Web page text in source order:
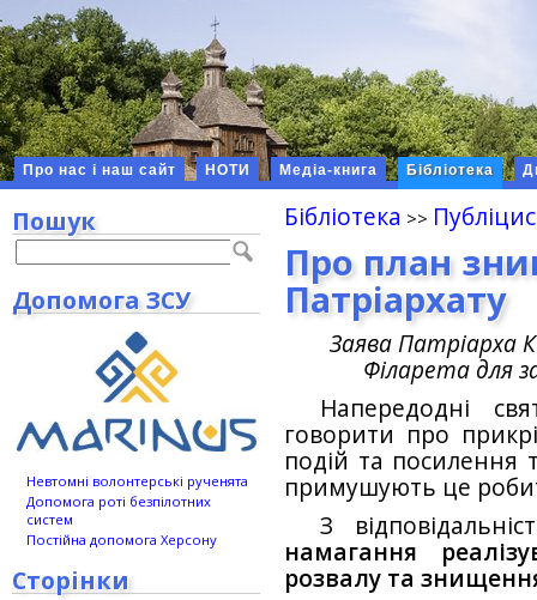
Про нас і наш сайт НОТИ Медіа-книга Бібліотека
Бібліотека
Про план
Патріархату
Заява Патріарха
Філарета для
Напередодні
говорити про
подій та посилення
примушують це
З
намагання
розвалу та
Пошук
Допомога ЗСУ
Невтомні волонтерські рученята
Допомога роті безпілотних
систем
Постійна допомога Херсону
Сторінки